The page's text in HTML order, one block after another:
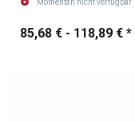
Momentan nicht verfügbar
85,68 € - 118,89 € *